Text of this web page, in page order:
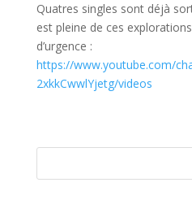
Quatres singles sont déjà
est pleine de ces
d’urgence :
https://www.youtube.com/
2xkkCwwlYjetg/videos